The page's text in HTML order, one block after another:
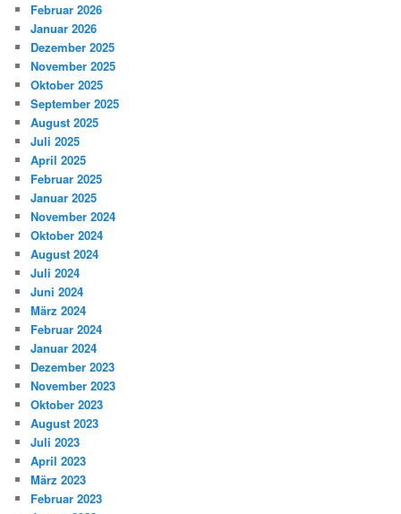
Februar 2026
Januar 2026
Dezember 2025
November 2025
Oktober 2025
September 2025
August 2025
Juli 2025
April 2025
Februar 2025
Januar 2025
November 2024
Oktober 2024
August 2024
Juli 2024
Juni 2024
März 2024
Februar 2024
Januar 2024
Dezember 2023
November 2023
Oktober 2023
August 2023
Juli 2023
April 2023
März 2023
Februar 2023